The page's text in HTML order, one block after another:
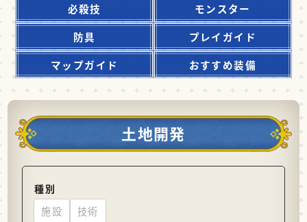
必殺技
モンスター
防具
プレイガイド
マップガイド
おすすめ装備
土地開発
種別
施設
技術